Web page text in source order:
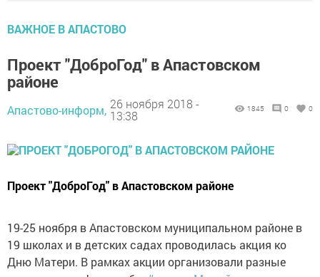
ВАЖНОЕ В АПАСТОВО
Проект "ДоброГод" в Апастовском
районе
Апастово-информ, 26 ноября 2018 -
13:38
1845 0 0
Проект "ДоброГод" в Апастовском районе
19-25 ноября в Апастовском муниципальном районе в
19 школах и в детских садах проводилась акция ко
Дню Матери. В рамках акции организовали разные